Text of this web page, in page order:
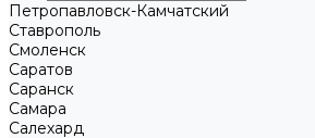
Петропавловск-Камчатский
Ставрополь
Смоленск
Саратов
Саранск
Самара
Салехард